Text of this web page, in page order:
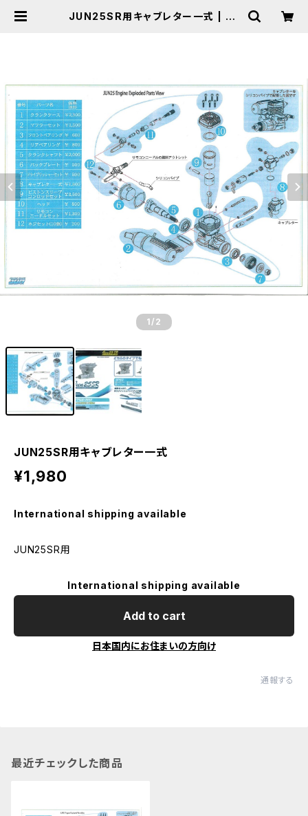
JUN25SR用キャブレター一式 | MI
1 /2
JUN25SR用キャブレター一式
¥1,980
International shipping available
JUN25SR用
International shipping available
Add to cart
日本国内にお住まいの方向け
通報する
最近チェックした商品